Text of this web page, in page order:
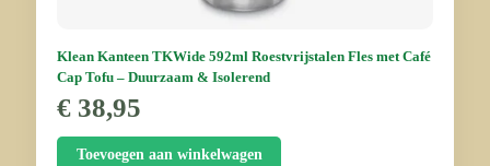
Klean Kanteen TKWide 592ml Roestvrijstalen Fles met Café
Cap Tofu – Duurzaam & Isolerend
€ 38,95
Toevoegen aan winkelwagen